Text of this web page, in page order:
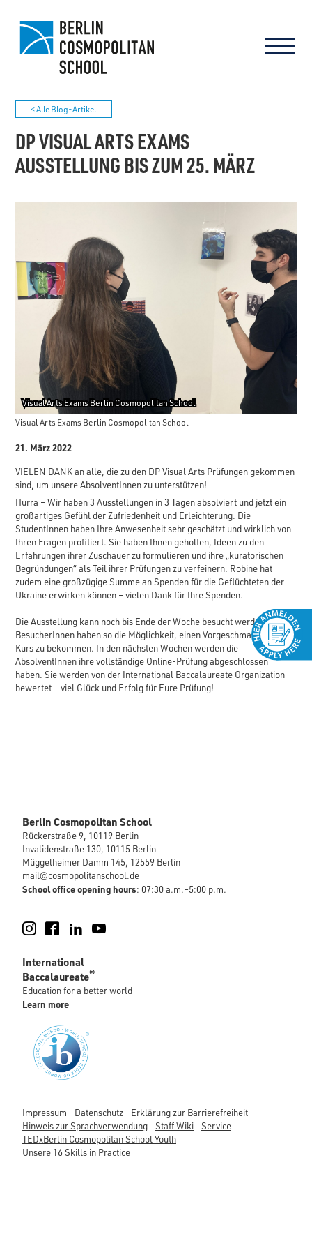
< Alle Blog-Artikel
DP VISUAL ARTS EXAMS
AUSSTELLUNG BIS ZUM 25. MÄRZ
Visual Arts Exams Berlin Cosmopolitan School
Visual Arts Exams Berlin Cosmopolitan School
21. März 2022
VIELEN DANK an alle, die zu den DP Visual Arts Prüfungen gekommen
sind, um unsere AbsolventInnen zu unterstützen!
Hurra – Wir haben 3 Ausstellungen in 3 Tagen absolviert und jetzt ein
großartiges Gefühl der Zufriedenheit und Erleichterung. Die
StudentInnen haben Ihre Anwesenheit sehr geschätzt und wirklich von
Ihren Fragen profitiert. Sie haben Ihnen geholfen, Ideen zu den
Erfahrungen ihrer Zuschauer zu formulieren und ihre „kuratorischen
Begründungen“ als Teil ihrer Prüfungen zu verfeinern. Robine hat
zudem eine großzügige Summe an Spenden für die Geflüchteten der
Ukraine erwirken können – vielen Dank für Ihre Spenden.
Die Ausstellung kann noch bis Ende der Woche besucht werden.
BesucherInnen haben so die Möglichkeit, einen Vorgeschmack auf den
Kurs zu bekommen. In den nächsten Wochen werden die
AbsolventInnen ihre vollständige Online-Prüfung abgeschlossen
haben. Sie werden von der International Baccalaureate Organization
bewertet – viel Glück und Erfolg für Eure Prüfung!
Berlin Cosmopolitan School
Rückerstraße 9, 10119 Berlin
Invalidenstraße 130, 10115 Berlin
Müggelheimer Damm 145, 12559 Berlin
mail@cosmopolitanschool.de
School office opening hours: 07:30 a.m.–5:00 p.m.
Instagram
FacebookLinkedIn
International
Baccalaureate®
Education for a better world
Learn more
Impressum Datenschutz
Erklärung zur Barrierefreiheit
Hinweis zur Sprachverwendung
Staff Wiki
Service
TEDxBerlin Cosmopolitan School Youth
Unsere 16 Skills in Practice